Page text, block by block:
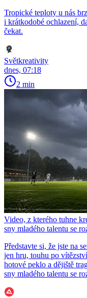
Tropické teploty u nás
i krátkodobé ochlazení,
čekat.
Světkreativity
dnes, 07:18
2 min
Video, z kterého tuhne
sny mladého talentu se
Představte si, že jste na
jen hru, touhu po
hotové peklo a dějiště
sny mladého talentu se